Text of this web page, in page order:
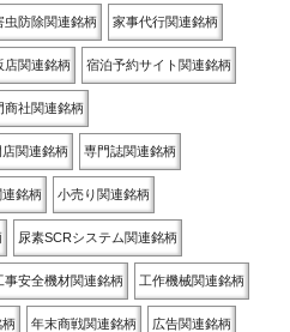
虫防除関連銘柄 家事代行関連銘柄
店関連銘柄 宿泊予約サイト関連銘柄
商社関連銘柄
店関連銘柄 専門誌関連銘柄
銘柄 小売り関連銘柄
尿素SCRシステム関連銘柄
事安全機材関連銘柄 工作機械関連銘柄
柄 年末商戦関連銘柄 広告関連銘柄